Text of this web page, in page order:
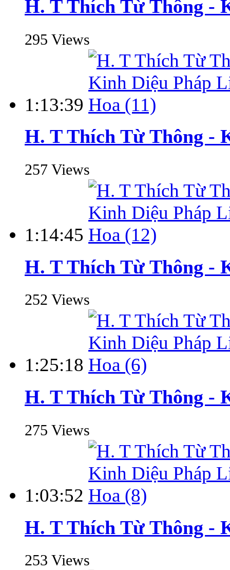
H. T Thích Từ Thông -
295 Views
1:13:39
H. T Thích Từ Thông -
257 Views
1:14:45
H. T Thích Từ Thông -
252 Views
1:25:18
H. T Thích Từ Thông -
275 Views
1:03:52
H. T Thích Từ Thông -
253 Views